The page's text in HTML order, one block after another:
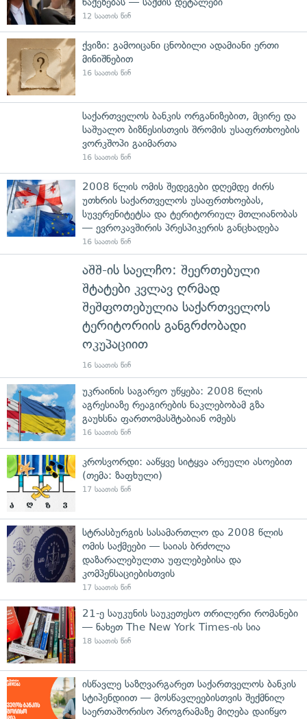
12 საათის წინ
ქვიზი: გამოიცანი ცნობილი ადამიანი ერთი
მინიშნებით
16 საათის წინ
საქართველოს ბანკის ორგანიზებით, მცირე და
საშუალო ბიზნესისთვის შრომის უსაფრთხოების
ვორკშოპი გაიმართა
16 საათის წინ
2008 წლის ომის შედეგები დღემდე ძირს
უთხრის საქართველოს უსაფრთხოებას,
სუვერენიტეტსა და ტერიტორიულ მთლიანობას
— ევროკავშირის პრესპიკერის განცხადება
16 საათის წინ
აშშ-ის საელჩო: შეერთებული
შტატები კვლავ ღრმად
შეშფოთებულია საქართველოს
ტერიტორიის განგრძობადი
ოკუპაციით
16 საათის წინ
უკრაინის საგარეო უწყება: 2008 წლის
აგრესიაზე რეაგირების ნაკლებობამ გზა
გაუხსნა ფართომასშტაბიან ომებს
16 საათის წინ
კროსვორდი: ააწყვე სიტყვა არეული ასოებით
(თემა: ზაფხული)
17 საათის წინ
სტრასბურგის სასამართლო და 2008 წლის
ომის საქმეები — საიას ბრძოლა
დაზარალებულთა უფლებებისა და
კომპენსაციებისთვის
17 საათის წინ
21-ე საუკუნის საუკეთესო თრილერი რომანები
— ნახეთ The New York Times-ის სია
18 საათის წინ
ისწავლე საზღვარგარეთ საქართველოს ბანკის
სტიპენდიით — მოსწავლეებისთვის შექმნილ
საერთაშორისო პროგრამაზე მიღება დაიწყო